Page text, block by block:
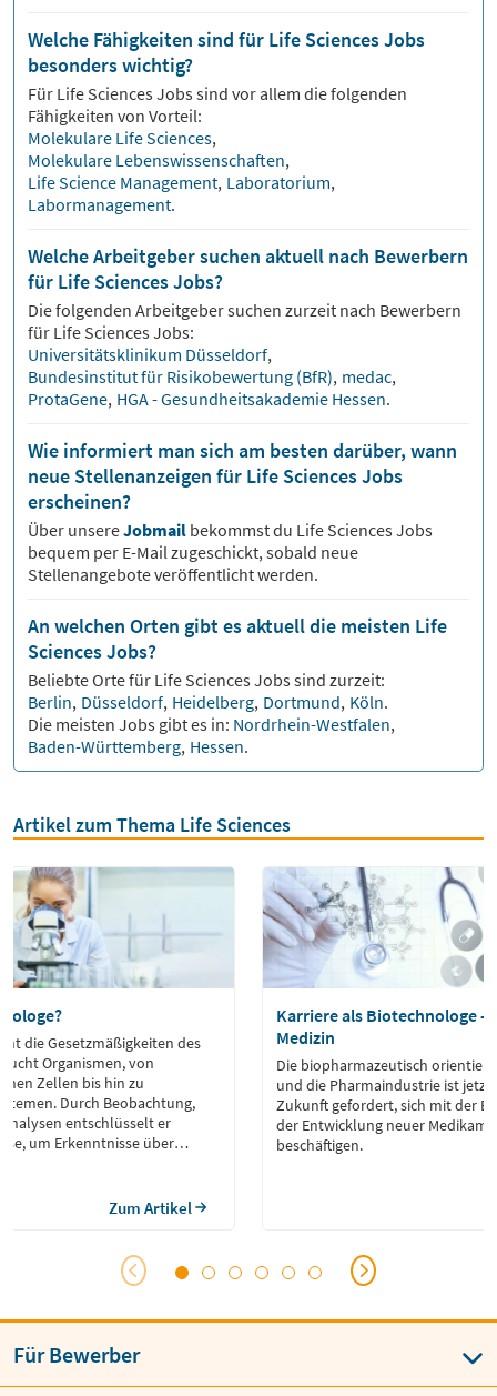
Welche Fähigkeiten sind für Life Sciences Jobs
besonders wichtig?
Für Life SciencesJobs sind vor allem die folgenden
Fähigkeiten von Vorteil:
Molekulare Life Sciences,
Molekulare Lebenswissenschaften,
Life Science Management, Laboratorium,
Labormanagement.
Welche Arbeitgeber suchen aktuell nach Bewerbern
für Life Sciences Jobs?
Die folgenden Arbeitgeber suchen zurzeit nach Bewerbern
für Life SciencesJobs:
Universitätsklinikum Düsseldorf,
Bundesinstitut für Risikobewertung (BfR), medac,
ProtaGene, HGA - Gesundheitsakademie Hessen.
Wie informiert man sich am besten darüber, wann
neue Stellenanzeigen für Life Sciences Jobs
erscheinen?
Über unsereJobmail bekommst du Life SciencesJobs
bequem per E-Mail zugeschickt, sobald neue
Stellenangebote veröffentlicht werden.
An welchen Orten gibt es aktuell die meisten Life
Sciences Jobs?
Beliebte Orte für Life SciencesJobs sind zurzeit:
Berlin, Düsseldorf, Heidelberg, Dortmund, Köln.
Die meisten Jobs gibt es in: Nordrhein-Westfalen,
Baden-Württemberg, Hessen.
Artikel zum Thema Life Sciences
die Gesetzmäßigkeiten des
Organismen, von
Zellen bis hin zu
Durch Beobachtung,
entschlüsselt er
um Erkenntnisse über
in der Medizin oder
Zum Artikel
Karriere als Biotechnologe –
Medizin
Die biopharmazeutisch
und die Pharmaindustrie ist jetzt
Zukunft gefordert, sich mit der
der Entwicklung neuer
beschäftigen.
Für Bewerber